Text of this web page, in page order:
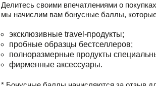
Делитесь своими впечатлениями о
мы начислим вам бонусные баллы,
эксклюзивные travel-продукты;
пробные образцы бестселлеров;
полноразмерные продукты
фирменные аксессуары.